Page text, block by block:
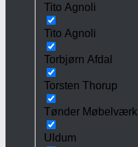
Tito Agnoli
Tito Agnoli
Torbjørn Afdal
Torsten Thorup
Tønder Møbelværk
Uldum